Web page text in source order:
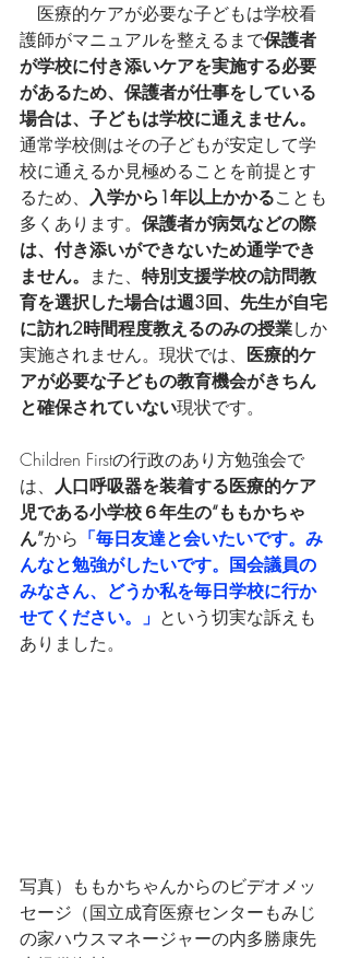
医療的ケアが必要な子どもは学校看
護師がマニュアルを整えるまで保護者
が学校に付き添いケアを実施する必要
があるため、保護者が仕事をしている
場合は、子どもは学校に通えません。
通常学校側はその子どもが安定して学
校に通えるか見極めることを前提とす
るため、 入学から1年以上かかることも
多くあります。 保護者が病気などの際
は、付き添いができないため通学でき
ません。 また、 特別支援学校の訪問教
育を選択した場合は週3回、先生が自宅
に訪れ2時間程度教えるのみの授業しか
実施されません。現状では、 医療的ケ
アが必要な子どもの教育機会がきちん
と確保されていない現状です。
Children Firstの行政のあり方勉強会で
は、 人口呼吸器を装着する医療的ケア
児である小学校６年生の“ももかちゃ
ん”から 「毎日友達と会いたいです。み
んなと勉強がしたいです。国会議員の
みなさん、どうか私を毎日学校に行か
せてください。」 という切実な訴えも
ありました。
写真）ももかちゃんからのビデオメッ
セージ（国立成育医療センターもみじ
の家ハウスマネージャーの内多勝康先